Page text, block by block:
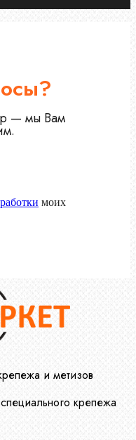
— мы Вам
моих
и метизов
крепежа